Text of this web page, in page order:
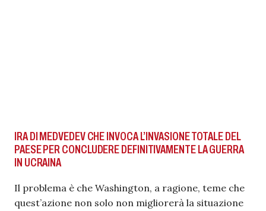
IRA DI MEDVEDEV CHE INVOCA L’INVASIONE TOTALE DEL
PAESE PER CONCLUDERE DEFINITIVAMENTE LA GUERRA
IN UCRAINA
Il problema è che Washington, a ragione, teme che
quest’azione non solo non migliorerà la situazione